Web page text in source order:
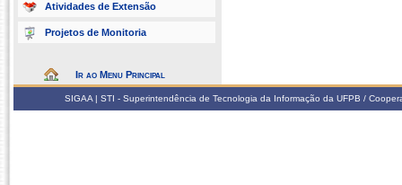
Atividades de Extensão
Projetos de Monitoria
Ir ao Menu Principal
SIGAA | STI - Superintendência de Tecnologia da Informação da UFPB /